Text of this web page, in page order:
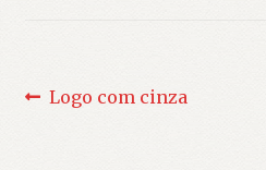
Navegação
Post
Logo com cinza